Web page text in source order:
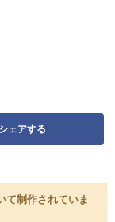
シェアする
て制作されていま